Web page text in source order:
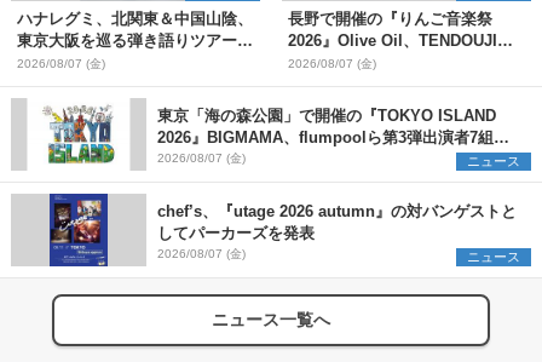
ハナレグミ、北関東＆中国山陰、
東京大阪を巡る弾き語りツアー10
月より開催決定
2026/08/07 (金)
長野で開催の『りんご音楽祭
2026』Olive Oil、TENDOUJIら
第11弾出演アーティスト（16組）
を発表
2026/08/07 (金)
東京「海の森公園」で開催の『TOKYO ISLAND
2026』BIGMAMA、flumpoolら第3弾出演者7組を
発表 ワークショップ・アート出展者を募集
2026/08/07 (金) ニュース
chef’s、『utage 2026 autumn』の対バンゲストと
してパーカーズを発表
2026/08/07 (金) ニュース
ニュース一覧へ